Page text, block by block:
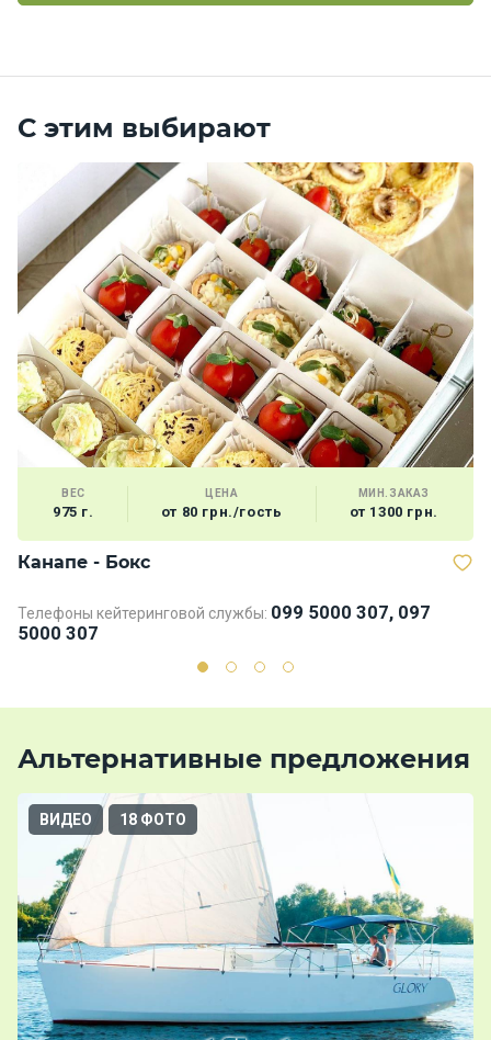
С этим выбирают
ВЕС
975 г.
ЦЕНА
от 80 грн./гость
МИН.ЗАКАЗ
от 1300 грн.
Канапе - Бокс
Телефоны кейтеринговой службы: 099 5000 307, 097
5000 307
Альтернативные предложения
ВИДЕО 18 ФОТО